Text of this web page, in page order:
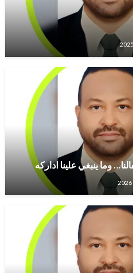
وما ينبغي علينا اداركه